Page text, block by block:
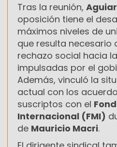
Tras la reunión, Aguiar
oposición tiene el
máximos niveles de
que resulta necesario
rechazo social hacia
impulsadas por el
Además, vinculó la
actual con los
suscriptos con el
Internacional (FMI)
de Mauricio Macri.